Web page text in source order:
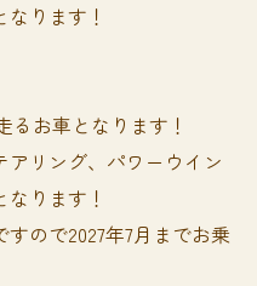
ります！
るお車となります！
リング、パワーウイン
ります！
ので2027年7月までお乗